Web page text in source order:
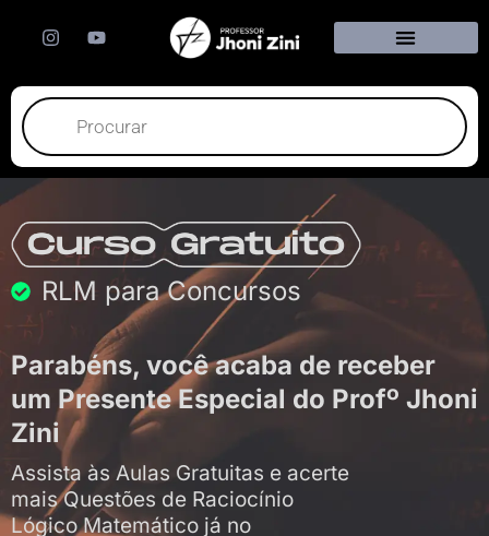
I
n
t
a
a
m
Y
o
t
u
b
e
Pesquisar
produtos
RLM para Concursos
Parabéns, você acaba de receber
um Presente Especial do Profº Jhoni
Zini
Assista às Aulas Gratuitas e acerte
mais Questões de Raciocínio
Lógico Matemático já no